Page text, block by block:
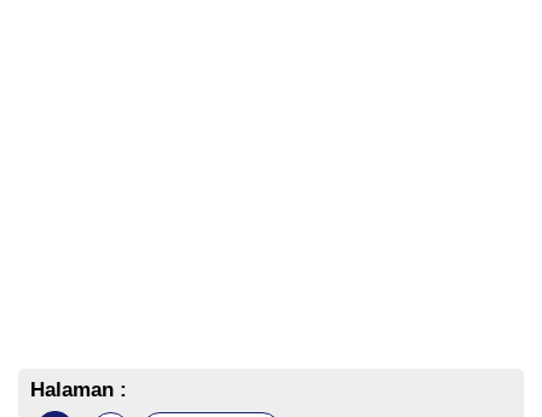
Halaman :